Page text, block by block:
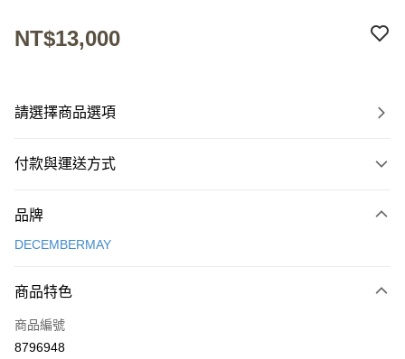
NT$13,000
請選擇商品選項
付款與運送方式
信用卡一次付款
LINE Pay
全盈+PAY
品牌
DECEMBERMAY
商品特色
商品編號
8796948